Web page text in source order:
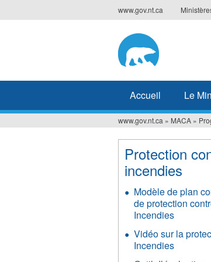
to
www.gov.nt.ca
Accueil Le
Vous
êtes
ici
www.gov.nt.ca » MACA »
Protection
incendies
Modèle de plan
de protection
Incendies
Vidéo sur la
Incendies